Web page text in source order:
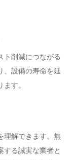
ト削減につながる
、設備の寿命を延
す。
理解できます。無
する誠実な業者と